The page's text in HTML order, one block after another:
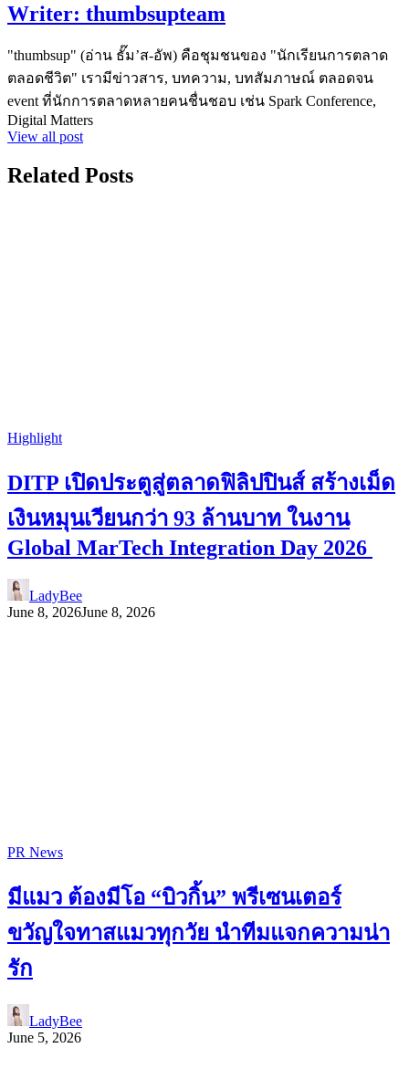
Writer: thumbsupteam
"thumbsup" (อ่าน ธั๊ม’ส-อัพ) คือชุมชนของ "นักเรียนการตลาด
ตลอดชีวิต" เรามีข่าวสาร, บทความ, บทสัมภาษณ์ ตลอดจน
event ที่นักการตลาดหลายคนชื่นชอบ เช่น Spark Conference,
Digital Matters
View all post
Related Posts
Highlight
DITP เปิดประตูสู่ตลาดฟิลิปปินส์ สร้างเม็ด
เงินหมุนเวียนกว่า 93 ล้านบาท ในงาน
Global MarTech Integration Day 2026
LadyBee
June 8, 2026June 8, 2026
PR News
มีแมว ต้องมีโอ “บิวกิ้น” พรีเซนเตอร์
ขวัญใจทาสแมวทุกวัย นำทีมแจกความน่า
รัก
LadyBee
June 5, 2026